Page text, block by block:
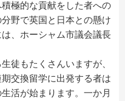
極的な貢献をした者への
野で英国と日本との懸け
、ホーシャム市議会議長
徒もたくさんいますが、
交換留学に出発する者は
活が始まります。一か月